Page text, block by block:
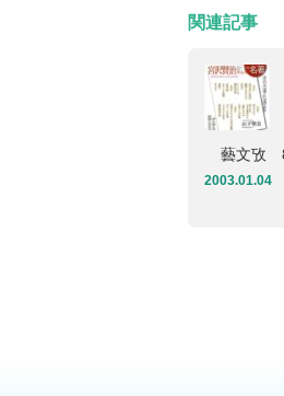
関連記事
藝文攷
2003.01.04